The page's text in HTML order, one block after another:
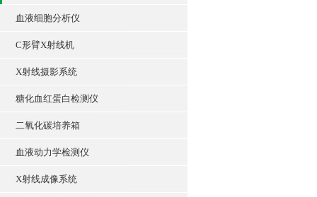
血液细胞分析仪
C形臂X射线机
X射线摄影系统
糖化血红蛋白检测仪
二氧化碳培养箱
血液动力学检测仪
X射线成像系统